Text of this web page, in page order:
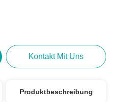
Kontakt Mit Uns
Produktbeschreibung